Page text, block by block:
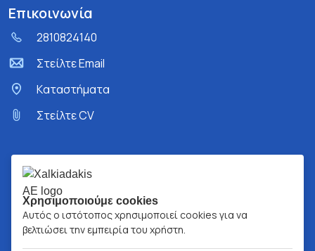
Επικοινωνία
2810824140
Στείλτε Email
Kαταστήματα
Στείλτε CV
Χρησιμοποιούμε cookies
Αυτός ο ιστότοπος χρησιμοποιεί cookies για να
βελτιώσει την εμπειρία του χρήστη.